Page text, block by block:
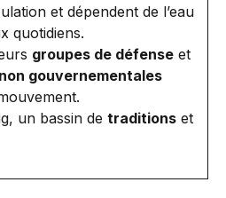
et dépendent de l’eau
quotidiens.
groupes de défense et
gouvernementales
un bassin de traditions et